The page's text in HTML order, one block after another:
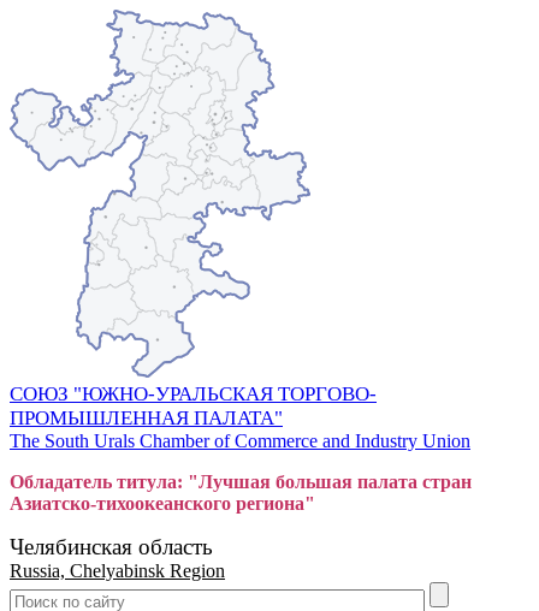
СОЮЗ "ЮЖНО-УРАЛЬСКАЯ ТОРГОВО-
ПРОМЫШЛЕННАЯ ПАЛАТА"
The South Urals Chamber of Commerce and Industry Union
Обладатель титула: "Лучшая большая палата стран
Азиатско-тихоокеанского региона"
Челябинская область
Russia, Chelyabinsk Region